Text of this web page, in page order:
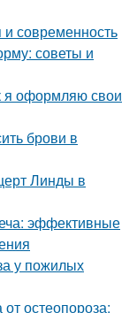
современность
советы и
я оформляю свои
брови в
Линды в
эффективные
у пожилых
остеопороза: